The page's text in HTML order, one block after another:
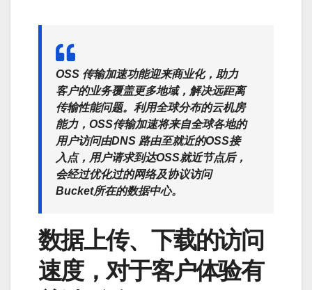
OSS 传输加速功能迎来商业化，助力
客户的业务覆盖更多地域，解决远距离
传输性能问题。利用全球分布的云机房
能力，OSS传输加速将来自全球各地的
用户访问由DNS 路由至就近的OSS接
入点，用户请求到达OSS就近节点后，
会经过优化过的网络及协议访问
Bucket所在的数据中心。
数据上传、下载的访问
速度，对于客户体验有